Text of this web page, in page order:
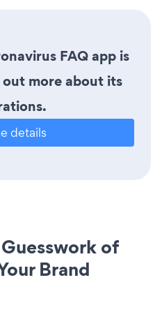
FAQ app is
more about its
details
of
Brand